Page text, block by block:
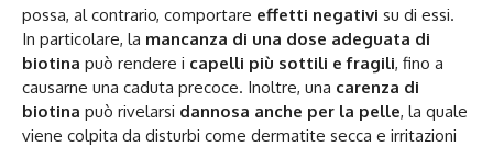
possa, al contrario, comportare effetti negativi su di essi.
In particolare, la mancanza di una dose adeguata di
biotina può rendere i capelli più sottili e fragili, fino a
causarne una caduta precoce. Inoltre, una carenza di
biotina può rivelarsi dannosa anche per la pelle, la quale
viene colpita da disturbi come dermatite secca e irritazioni